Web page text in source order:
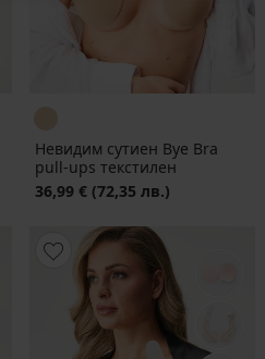
Невидим сутиен Bye Bra
pull-ups текстилен
36,99 € (72,35 лв.)